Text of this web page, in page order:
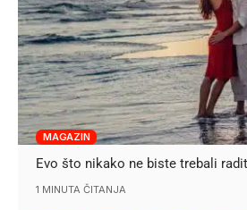
MAGAZIN
Evo što nikako ne biste trebali
1 MINUTA ČITANJA